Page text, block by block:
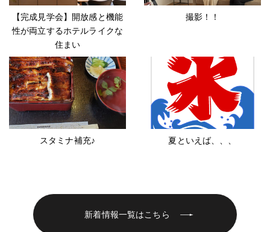
【完成見学会】開放感と機能
性が両立するホテルライクな
住まい
撮影！！
スタミナ補充♪ 夏といえば、、、
新着情報一覧はこちら